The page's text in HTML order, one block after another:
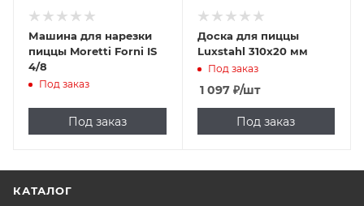
Машина для нарезки
пиццы Moretti Forni IS
4/8
Под заказ
Под заказ
Доска для пиццы
Luxstahl 310х20 мм
Под заказ
1 097₽/шт
Под заказ
КАТАЛОГ